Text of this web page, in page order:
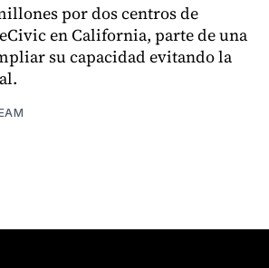
por dos centros de
en California, parte de una
su capacidad evitando la